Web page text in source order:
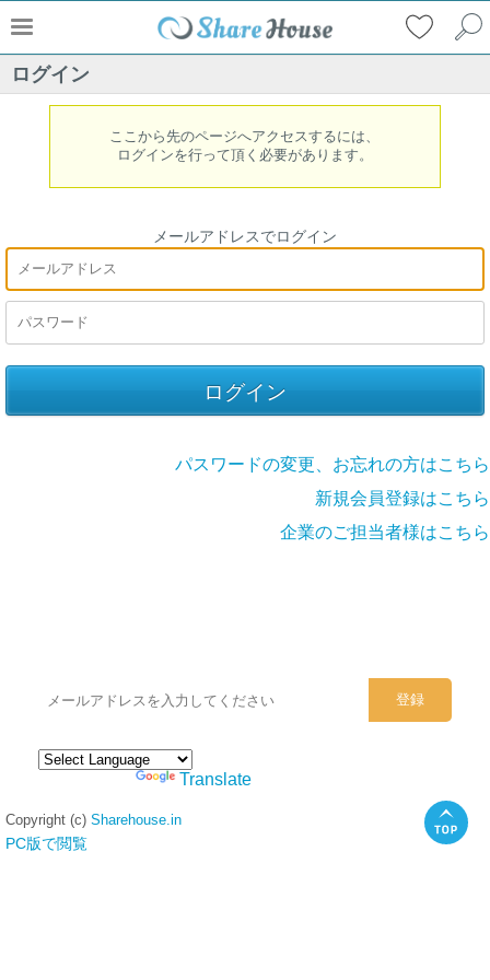
ログイン
ここから先のページへアクセスするには、
ログインを行って頂く必要があります。
メールアドレスでログイン
パスワードの変更、お忘れの方はこちら
新規会員登録はこちら
企業のご担当者様はこちら
Translate
Copyright (c) Sharehouse.in
PC版で閲覧